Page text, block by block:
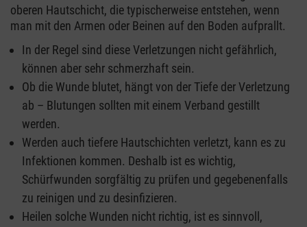
oberen Hautschicht, die typischerweise entstehen, wenn
man mit den Armen oder Beinen auf den Boden aufprallt.
In der Regel sind diese Verletzungen nicht gefährlich,
können aber sehr schmerzhaft sein.
Ob die Wunde blutet, hängt von der Tiefe der Verletzung
ab – Blutungen sollten mit einem Verband gestillt
werden.
Werden auch tiefere Hautschichten verletzt, kann es zu
Infektionen kommen. Deshalb ist es wichtig,
Schürfwunden sorgfältig zu prüfen und gegebenenfalls
zu reinigen und zu desinfizieren.
Heilen solche Wunden nicht richtig, ist es sinnvoll,